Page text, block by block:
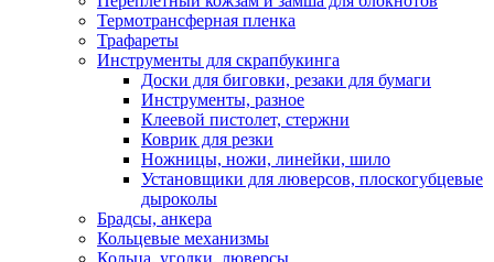
Термотрансферная пленка
Трафареты
Инструменты для скрапбукинга
Доски для биговки, резаки для бумаги
Инструменты, разное
Клеевой пистолет, стержни
Коврик для резки
Ножницы, ножи, линейки, шило
Установщики для люверсов, плоскогубцевые
дыроколы
Брадсы, анкера
Кольцевые механизмы
Кольца, уголки, люверсы